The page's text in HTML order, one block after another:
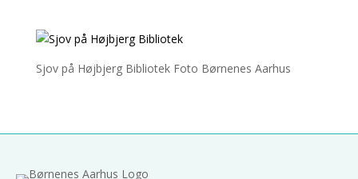
Sjov på Højbjerg Bibliotek Foto Børnenes Aarhus